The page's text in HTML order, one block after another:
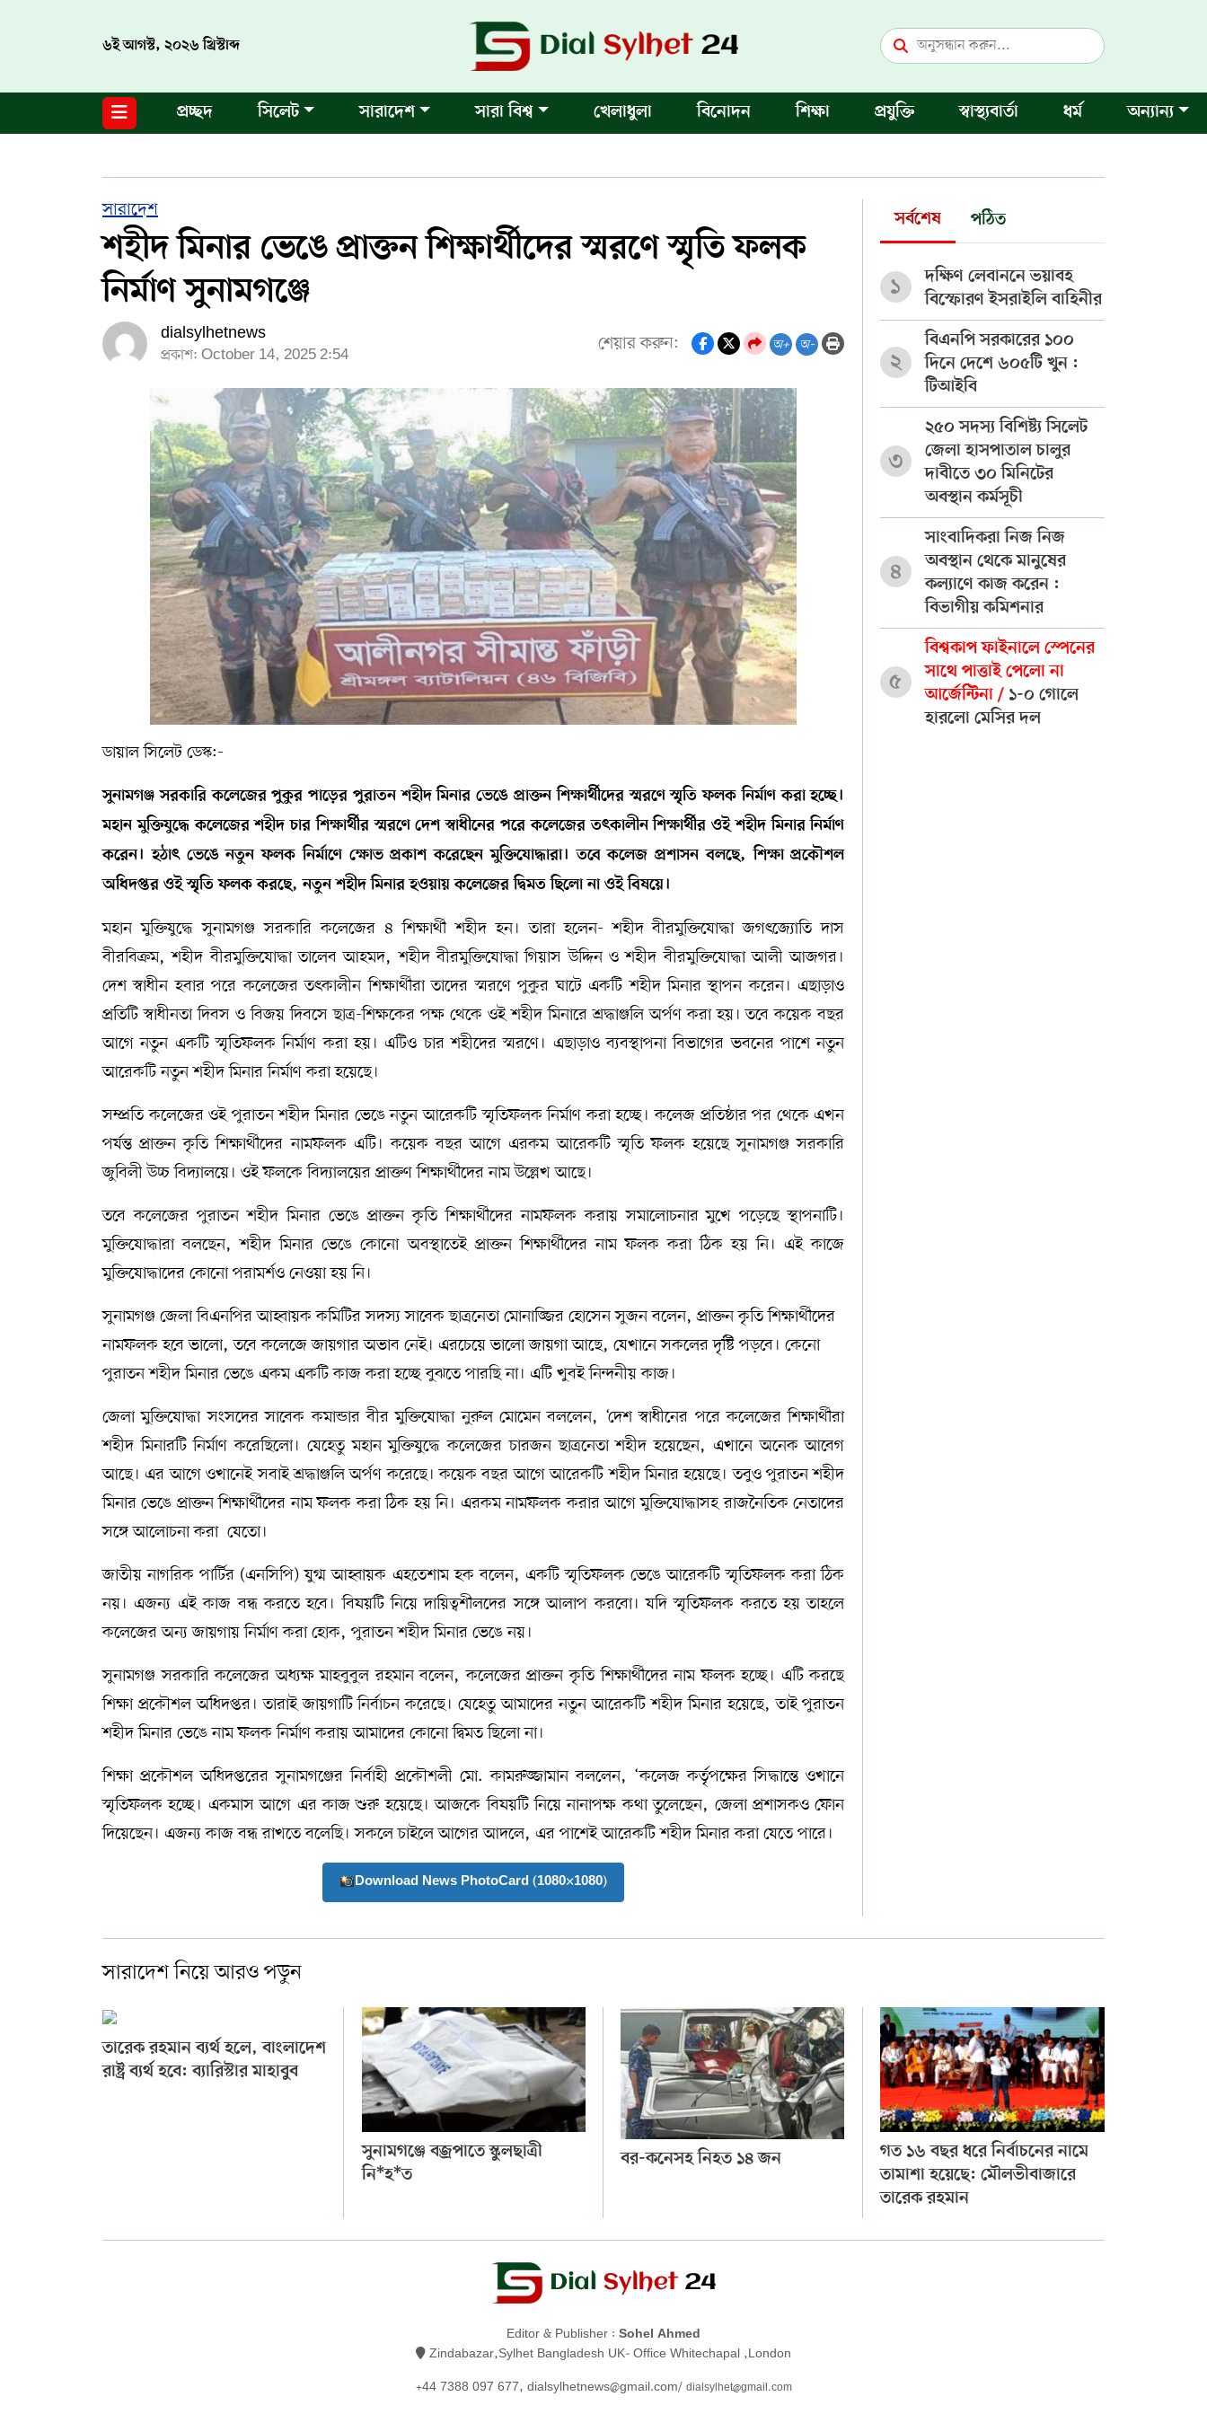
৬ই আগস্ট, ২০২৬ খ্রিস্টাব্দ
প্রচ্ছদ সিলেট সারাদেশ সারা বিশ্ব খেলাধুলা বিনোদন শিক্ষা প্রযুক্তি স্বাস্থ্যবার্তা ধর্ম অন্যান্য
সারাদেশ
শহীদ মিনার ভেঙে প্রাক্তন শিক্ষার্থীদের স্মরণে স্মৃতি ফলক
নির্মাণ সুনামগঞ্জে
dialsylhetnews
প্রকাশ: October 14, 2025 2:54 শেয়ার করুন: অ+ অ-
ডায়াল সিলেট ডেস্ক:-
সুনামগঞ্জ সরকারি কলেজের পুকুর পাড়ের পুরাতন শহীদ মিনার ভেঙে প্রাক্তন শিক্ষার্থীদের স্মরণে স্মৃতি ফলক নির্মাণ করা হচ্ছে।
মহান মুক্তিযুদ্ধে কলেজের শহীদ চার শিক্ষার্থীর স্মরণে দেশ স্বাধীনের পরে কলেজের তৎকালীন শিক্ষার্থীর ওই শহীদ মিনার নির্মাণ
করেন। হঠাৎ ভেঙে নতুন ফলক নির্মাণে ক্ষোভ প্রকাশ করেছেন মুক্তিযোদ্ধারা। তবে কলেজ প্রশাসন বলছে, শিক্ষা প্রকৌশল
অধিদপ্তর ওই স্মৃতি ফলক করছে, নতুন শহীদ মিনার হওয়ায় কলেজের দ্বিমত ছিলো না ওই বিষয়ে।
মহান মুক্তিযুদ্ধে সুনামগঞ্জ সরকারি কলেজের ৪ শিক্ষার্থী শহীদ হন। তারা হলেন- শহীদ বীরমুক্তিযোদ্ধা জগৎজ্যোতি দাস
বীরবিক্রম, শহীদ বীরমুক্তিযোদ্ধা তালেব আহমদ, শহীদ বীরমুক্তিযোদ্ধা গিয়াস উদ্দিন ও শহীদ বীরমুক্তিযোদ্ধা আলী আজগর।
দেশ স্বাধীন হবার পরে কলেজের তৎকালীন শিক্ষার্থীরা তাদের স্মরণে পুকুর ঘাটে একটি শহীদ মিনার স্থাপন করেন। এছাড়াও
প্রতিটি স্বাধীনতা দিবস ও বিজয় দিবসে ছাত্র-শিক্ষকের পক্ষ থেকে ওই শহীদ মিনারে শ্রদ্ধাঞ্জলি অর্পণ করা হয়। তবে কয়েক বছর
আগে নতুন একটি স্মৃতিফলক নির্মাণ করা হয়। এটিও চার শহীদের স্মরণে। এছাড়াও ব্যবস্থাপনা বিভাগের ভবনের পাশে নতুন
আরেকটি নতুন শহীদ মিনার নির্মাণ করা হয়েছে।
সম্প্রতি কলেজের ওই পুরাতন শহীদ মিনার ভেঙে নতুন আরেকটি স্মৃতিফলক নির্মাণ করা হচ্ছে। কলেজ প্রতিষ্ঠার পর থেকে এখন
পর্যন্ত প্রাক্তন কৃতি শিক্ষার্থীদের নামফলক এটি। কয়েক বছর আগে এরকম আরেকটি স্মৃতি ফলক হয়েছে সুনামগঞ্জ সরকারি
জুবিলী উচ্চ বিদ্যালয়ে। ওই ফলকে বিদ্যালয়ের প্রাক্তণ শিক্ষার্থীদের নাম উল্লেখ আছে।
তবে কলেজের পুরাতন শহীদ মিনার ভেঙে প্রাক্তন কৃতি শিক্ষার্থীদের নামফলক করায় সমালোচনার মুখে পড়েছে স্থাপনাটি।
মুক্তিযোদ্ধারা বলছেন, শহীদ মিনার ভেঙে কোনো অবস্থাতেই প্রাক্তন শিক্ষার্থীদের নাম ফলক করা ঠিক হয় নি। এই কাজে
মুক্তিযোদ্ধাদের কোনো পরামর্শও নেওয়া হয় নি।
সুনামগঞ্জ জেলা বিএনপির আহ্বায়ক কমিটির সদস্য সাবেক ছাত্রনেতা মোনাজ্জির হোসেন সুজন বলেন, প্রাক্তন কৃতি শিক্ষার্থীদের
নামফলক হবে ভালো, তবে কলেজে জায়গার অভাব নেই। এরচেয়ে ভালো জায়গা আছে, যেখানে সকলের দৃষ্টি পড়বে। কেনো
পুরাতন শহীদ মিনার ভেঙে একম একটি কাজ করা হচ্ছে বুঝতে পারছি না। এটি খুবই নিন্দনীয় কাজ।
জেলা মুক্তিযোদ্ধা সংসদের সাবেক কমান্ডার বীর মুক্তিযোদ্ধা নুরুল মোমেন বললেন, ‘দেশ স্বাধীনের পরে কলেজের শিক্ষার্থীরা
শহীদ মিনারটি নির্মাণ করেছিলো। যেহেতু মহান মুক্তিযুদ্ধে কলেজের চারজন ছাত্রনেতা শহীদ হয়েছেন, এখানে অনেক আবেগ
আছে। এর আগে ওখানেই সবাই শ্রদ্ধাঞ্জলি অর্পণ করেছে। কয়েক বছর আগে আরেকটি শহীদ মিনার হয়েছে। তবুও পুরাতন শহীদ
মিনার ভেঙে প্রাক্তন শিক্ষার্থীদের নাম ফলক করা ঠিক হয় নি। এরকম নামফলক করার আগে মুক্তিযোদ্ধাসহ রাজনৈতিক নেতাদের
সঙ্গে আলোচনা করা যেতো।
জাতীয় নাগরিক পার্টির (এনসিপি) যুগ্ম আহ্বায়ক এহতেশাম হক বলেন, একটি স্মৃতিফলক ভেঙে আরেকটি স্মৃতিফলক করা ঠিক
নয়। এজন্য এই কাজ বন্ধ করতে হবে। বিষয়টি নিয়ে দায়িত্বশীলদের সঙ্গে আলাপ করবো। যদি স্মৃতিফলক করতে হয় তাহলে
কলেজের অন্য জায়গায় নির্মাণ করা হোক, পুরাতন শহীদ মিনার ভেঙে নয়।
সুনামগঞ্জ সরকারি কলেজের অধ্যক্ষ মাহবুবুল রহমান বলেন, কলেজের প্রাক্তন কৃতি শিক্ষার্থীদের নাম ফলক হচ্ছে। এটি করছে
শিক্ষা প্রকৌশল অধিদপ্তর। তারাই জায়গাটি নির্বাচন করেছে। যেহেতু আমাদের নতুন আরেকটি শহীদ মিনার হয়েছে, তাই পুরাতন
শহীদ মিনার ভেঙে নাম ফলক নির্মাণ করায় আমাদের কোনো দ্বিমত ছিলো না।
শিক্ষা প্রকৌশল অধিদপ্তরের সুনামগঞ্জের নির্বাহী প্রকৌশলী মো. কামরুজ্জামান বললেন, ‘কলেজ কর্তৃপক্ষের সিদ্ধান্তে ওখানে
স্মৃতিফলক হচ্ছে। একমাস আগে এর কাজ শুরু হয়েছে। আজকে বিষয়টি নিয়ে নানাপক্ষ কথা তুলেছেন, জেলা প্রশাসকও ফোন
দিয়েছেন। এজন্য কাজ বন্ধ রাখতে বলেছি। সকলে চাইলে আগের আদলে, এর পাশেই আরেকটি শহীদ মিনার করা যেতে পারে।
Download News PhotoCard (1080×1080)
সর্বশেষ পঠিত
১
দক্ষিণ লেবাননে ভয়াবহ
বিস্ফোরণ ইসরাইলি বাহিনীর
২
বিএনপি সরকারের ১০০
দিনে দেশে ৬০৫টি খুন :
টিআইবি
৩
২৫০ সদস্য বিশিষ্ট্য সিলেট
জেলা হাসপাতাল চালুর
দাবীতে ৩০ মিনিটের
অবস্থান কর্মসূচী
৪
সাংবাদিকরা নিজ নিজ
অবস্থান থেকে মানুষের
কল্যাণে কাজ করেন :
বিভাগীয় কমিশনার
৫
বিশ্বকাপ ফাইনালে স্পেনের
সাথে পাত্তাই পেলো না
আর্জেন্টিনা / ১-০ গোলে
হারলো মেসির দল
সারাদেশ নিয়ে আরও পড়ুন
তারেক রহমান ব্যর্থ হলে, বাংলাদেশ
রাষ্ট্র ব্যর্থ হবে: ব্যারিস্টার মাহাবুব
সুনামগঞ্জে বজ্রপাতে স্কুলছাত্রী
নি*হ*ত
বর-কনেসহ নিহত ১৪ জন
গত ১৬ বছর ধরে নির্বাচনের নামে
তামাশা হয়েছে: মৌলভীবাজারে
তারেক রহমান
Editor & Publisher : Sohel Ahmed
Zindabazar,Sylhet Bangladesh UK- Office Whitechapal ,London
+44 7388 097 677, dialsylhetnews@gmail.com/ dialsylhet@gmail.com
TERMS & CONDITIONS
EDITOR & PUBLISHER : SOHEL AHMED
ডায়ালসিলেট যাত্রা